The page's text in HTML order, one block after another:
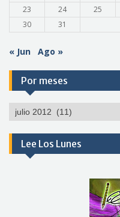
23
24 25
30
31
« Jun Ago »
Por meses
Por
Lee Los Lunes